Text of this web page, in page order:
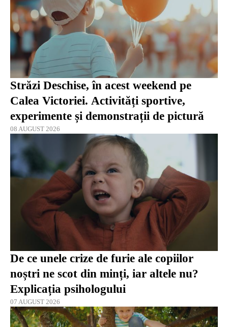
Străzi Deschise, în acest weekend pe
Calea Victoriei. Activități sportive,
experimente și demonstrații de pictură
08 AUGUST 2026
De ce unele crize de furie ale copiilor
noștri ne scot din minți, iar altele nu?
Explicația psihologului
07 AUGUST 2026